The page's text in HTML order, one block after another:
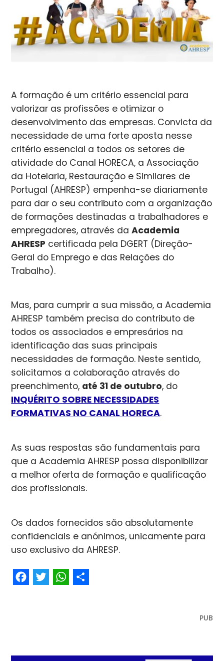
A formação é um critério essencial para
valorizar as profissões e otimizar o
desenvolvimento das empresas. Convicta da
necessidade de uma forte aposta nesse
critério essencial a todos os setores de
atividade do Canal HORECA, a Associação
da Hotelaria, Restauração e Similares de
Portugal (AHRESP) empenha-se diariamente
para dar o seu contributo com a organização
de formações destinadas a trabalhadores e
empregadores, através daAcademia
AHRESP certificada pela DGERT (Direção-
Geral do Emprego e das Relações do
Trabalho).
Mas, para cumprir a sua missão, a Academia
AHRESP também precisa do contributo de
todos os associados e empresários na
identificação das suas principais
necessidades de formação. Neste sentido,
solicitamos a colaboração através do
preenchimento, até 31 de outubro, do
INQUÉRITO SOBRE NECESSIDADES
FORMATIVAS NO CANAL HORECA.
As suas respostas são fundamentais para
que a Academia AHRESP possa disponibilizar
a melhor oferta de formação e qualificação
dos profissionais.
Os dados fornecidos são absolutamente
confidenciais e anónimos, unicamente para
uso exclusivo da AHRESP.
Facebook
TwitterWhatsApp
PUB